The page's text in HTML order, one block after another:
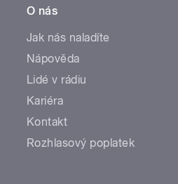
O nás
Jak nás naladíte
Nápověda
Lidé v rádiu
Kariéra
Kontakt
Rozhlasový poplatek